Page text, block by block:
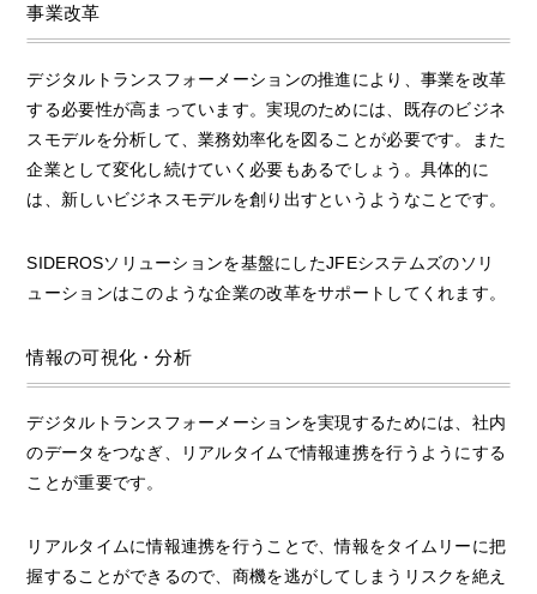
事業改革
デジタルトランスフォーメーションの推進により、事業を改革
する必要性が高まっています。実現のためには、既存のビジネ
スモデルを分析して、業務効率化を図ることが必要です。また
企業として変化し続けていく必要もあるでしょう。具体的に
は、新しいビジネスモデルを創り出すというようなことです。
SIDEROSソリューションを基盤にしたJFEシステムズのソリ
ューションはこのような企業の改革をサポートしてくれます。
情報の可視化・分析
デジタルトランスフォーメーションを実現するためには、社内
のデータをつなぎ、リアルタイムで情報連携を行うようにする
ことが重要です。
リアルタイムに情報連携を行うことで、情報をタイムリーに把
握することができるので、商機を逃がしてしまうリスクを絶え